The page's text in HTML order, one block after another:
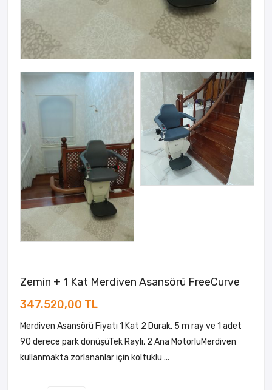
Zemin + 1 Kat Merdiven Asansörü FreeCurve
347.520,00 TL
Merdiven Asansörü Fiyatı 1 Kat 2 Durak, 5 m ray ve 1 adet
90 derece park dönüşüTek Raylı, 2 Ana MotorluMerdiven
kullanmakta zorlananlar için koltuklu ...